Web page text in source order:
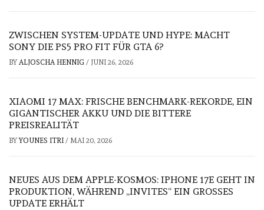
ZWISCHEN SYSTEM-UPDATE UND HYPE: MACHT
SONY DIE PS5 PRO FIT FÜR GTA 6?
BY ALJOSCHA HENNIG / JUNI 26, 2026
XIAOMI 17 MAX: FRISCHE BENCHMARK-REKORDE, EIN
GIGANTISCHER AKKU UND DIE BITTERE
PREISREALITÄT
BY YOUNES ITRI / MAI 20, 2026
NEUES AUS DEM APPLE-KOSMOS: IPHONE 17E GEHT IN
PRODUKTION, WÄHREND „INVITES“ EIN GROSSES U
PDATE ERHÄLT